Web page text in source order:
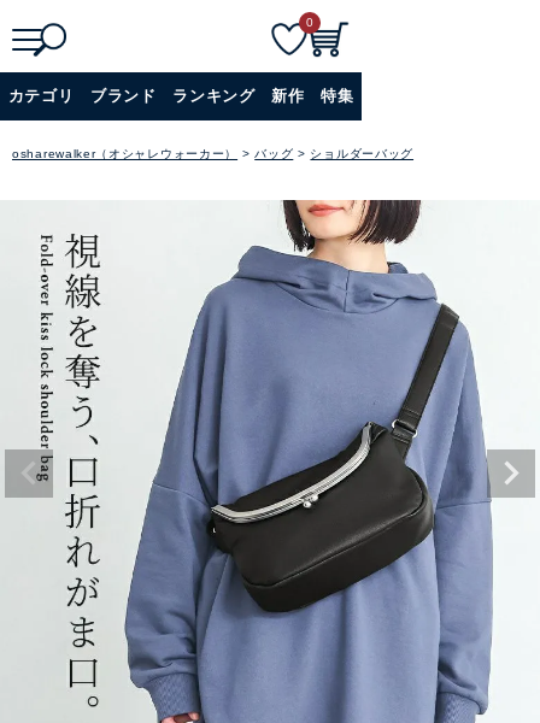
詳細検索
0
カテゴリ ブランド ランキング 新作 特集
osharewalker（オシャレウォーカー） バッグ ショルダーバッグ